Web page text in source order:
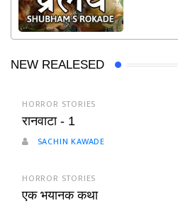
NEW REALESED
HORROR STORIES
रानवाटा - 1
SACHIN KAWADE
HORROR STORIES
एक भयानक कथा